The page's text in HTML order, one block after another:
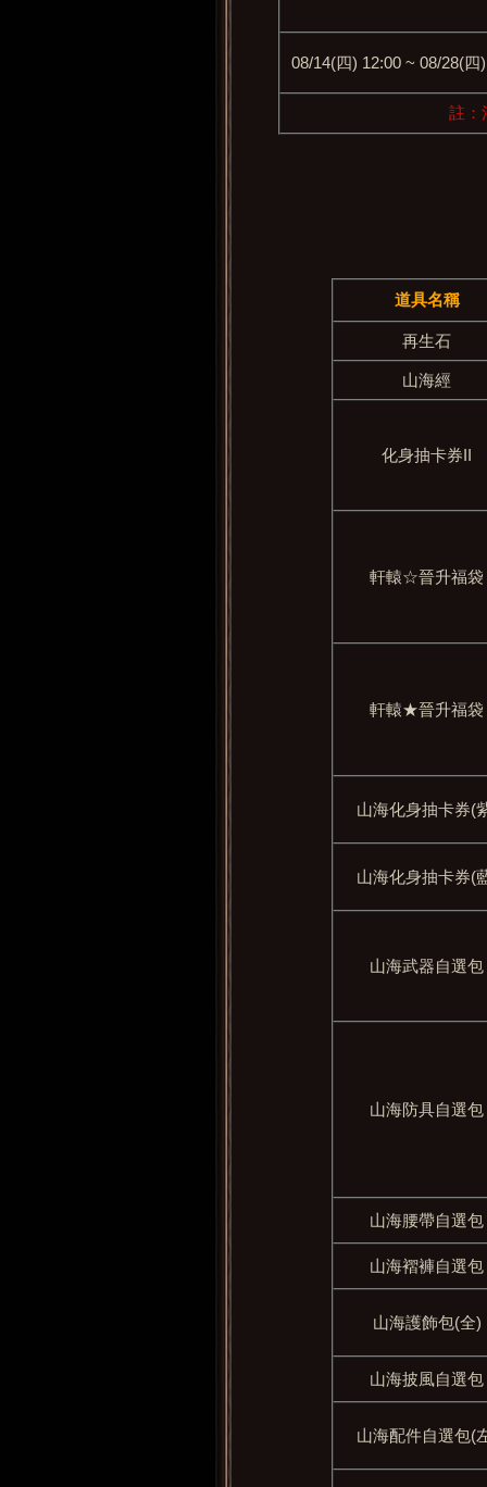
08/14(四) 12:00 ~ 08/28(四
註：
道具名稱
再生石
山海經
化身抽卡券II
軒轅☆晉升福袋
軒轅★晉升福袋
山海化身抽卡券(
山海化身抽卡券(
山海武器自選包
山海防具自選包
山海腰帶自選包
山海褶褲自選包
山海護飾包(全)
山海披風自選包
山海配件自選包(